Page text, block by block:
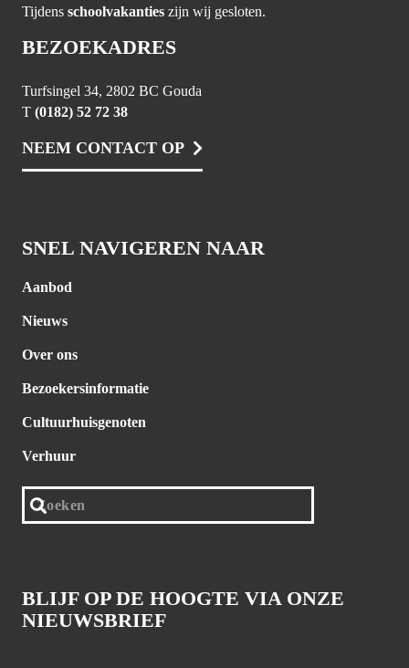
Tijdens schoolvakanties zijn wij gesloten.
BEZOEKADRES
Turfsingel 34, 2802 BC Gouda
T (0182) 52 72 38
NEEM CONTACT OP
SNEL NAVIGEREN NAAR
Aanbod
Nieuws
Over ons
Bezoekersinformatie
Cultuurhuisgenoten
Verhuur
BLIJF OP DE HOOGTE VIA ONZE
NIEUWSBRIEF